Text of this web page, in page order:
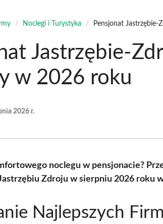
/ Noclegi i Turystyka / Pensjonat
Jastrzębie-
w 2026 roku
2026 r.
noclegu w pensjonacie?
Zdroju w sierpniu 2026 roku
Najlepszych